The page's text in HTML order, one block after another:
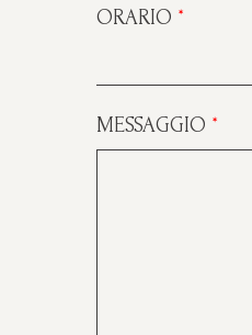
ORARIO *
MESSAGGIO *